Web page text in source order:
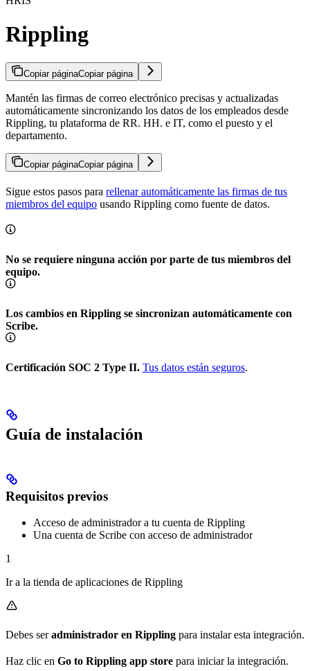
Rippling
Copiar páginaCopiar página
Mantén las firmas de correo electrónico precisas y actualizadas
automáticamente sincronizando los datos de los empleados desde
Rippling, tu plataforma de RR. HH. e IT, como el puesto y el
departamento.
Copiar páginaCopiar página
Sigue estos pasos para rellenar automáticamente las firmas de tus
miembros del equipo usando Rippling como fuente de datos.
No se requiere ninguna acción por parte de tus miembros del
equipo.
Los cambios en Rippling se sincronizan automáticamente con
Scribe.
Certificación SOC 2 Type II. Tus datos están seguros.
Guía de instalación
Requisitos previos
Acceso de administrador a tu cuenta de Rippling
Una cuenta de Scribe con acceso de administrador
1
Ir a la tienda de aplicaciones de Rippling
Debes seradministrador en Rippling para instalar esta integración.
Haz clic en Go to Rippling app store para iniciar la integración.